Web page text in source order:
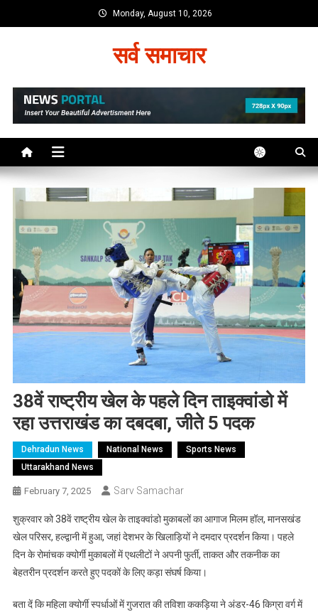
to
Monday, August 10, 2026
सर्व समाचार
38वें राष्ट्रीय खेल के पहले दिन ताइक्वांडो में
रहा उत्तराखंड का दबदबा, जीते 5 पदक
Dehradun News National News
Sports News
Uttarakhand News
February 7, 2025 Sarv Samachar
शुक्रवार को 38वें राष्ट्रीय खेल के ताइक्वांडो मुकाबलों का आगाज मिलम हॉल, मानसखंड
खेल परिसर, हल्द्वानी में हुआ, जहां देशभर के खिलाड़ियों ने दमदार प्रदर्शन किया। पहले
दिन के रोमांचक क्योर्गी मुकाबलों में एथलीटों ने अपनी फुर्ती, ताकत और तकनीक का
बेहतरीन प्रदर्शन करते हुए पदकों के लिए कड़ा संघर्ष किया।
बता दें कि महिला क्योर्गी स्पर्धाओं में गुजरात की तविशा ककड़िया ने अंडर-46 किग्रा वर्ग में